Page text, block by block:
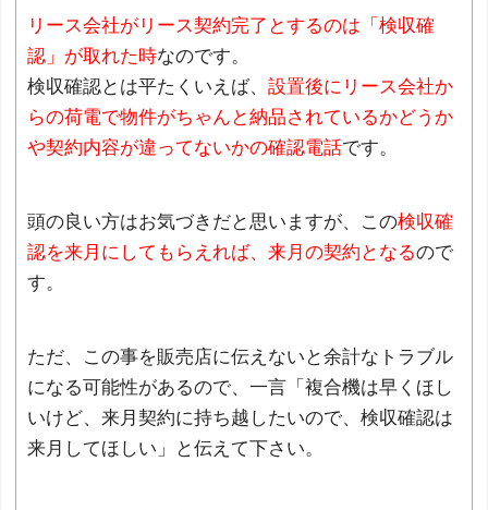
リース会社がリース契約完了とするのは「検収確
認」が取れた時なのです。
検収確認とは平たくいえば、 設置後にリース会社か
らの荷電で物件がちゃんと納品されているかどうか
や契約内容が違ってないかの確認電話です。
頭の良い方はお気づきだと思いますが、この検収確
認を来月にしてもらえれば、来月の契約となるので
す。
ただ、この事を販売店に伝えないと余計なトラブル
になる可能性があるので、一言「複合機は早くほし
いけど、来月契約に持ち越したいので、検収確認は
来月してほしい」と伝えて下さい。